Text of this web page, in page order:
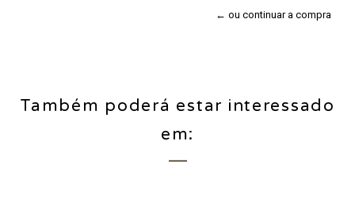
← ou continuar a compra
Também poderá estar interessado
em: